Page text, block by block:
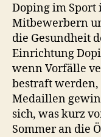
Doping im Sport
Mitbewerbern
die Gesundheit
Einrichtung
wenn Vorfälle
bestraft
Medaillen
sich, was kurz
Sommer an die